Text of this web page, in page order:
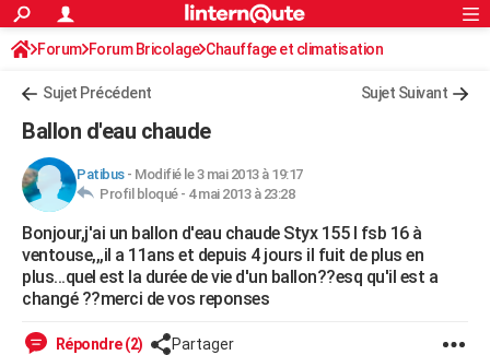
ACTUALITÉS
Politique
Société
Faits Divers
Education
Monde
Villes
+
FINANCE
Retraite
Impôts
Epargne
Immobilier
Risques naturels par ville
Banque
Assurance
Crédit
AUTO
Essais
Réserver un essai
Citadines
Berlines
SUV
Forum auto
+HIGH-TECH
Mobiles
Meilleur smartphone
Internet
Ordinateurs
Jeux vidéo
Guide high-tech
+BRICOLAGE
Forum
Aménagement intérieur
Extérieur
Cuisine
Salle de bains
Jardinage
Rangement
WEEK-END
Rechercher
S'inscrire
Connexion
Forum Forum Bricolage Chauffage et climatisation
Sujet Précédent Sujet Suivant
Ballon d'eau chaude
Patibus- Modifié le 3 mai 2013 à 19:17
Profil bloqué - 4 mai 2013 à 23:28
Bonjour,j'ai un ballon d'eau chaude Styx 155 l fsb 16 à
ventouse,,,il a 11ans et depuis 4 jours il fuit de plus en
plus...quel est la durée de vie d'un ballon??esq qu'il est a
changé ??merci de vos reponses
Répondre (2) Partager